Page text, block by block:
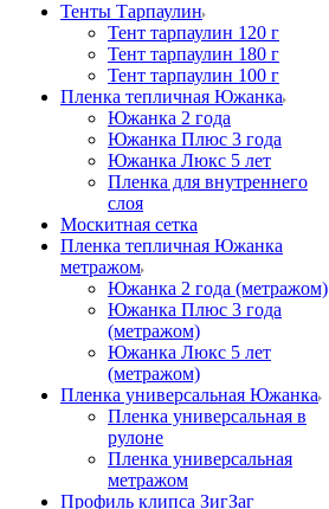
Тенты Тарпаулин
Тент тарпаулин 120 г
Тент тарпаулин 180 г
Тент тарпаулин 100 г
Пленка тепличная Южанка
Южанка 2 года
Южанка Плюс 3 года
Южанка Люкс 5 лет
Пленка для внутреннего
слоя
Москитная сетка
Пленка тепличная Южанка
метражом
Южанка 2 года (метражом)
Южанка Плюс 3 года
(метражом)
Южанка Люкс 5 лет
(метражом)
Пленка универсальная Южанка
Пленка универсальная в
рулоне
Пленка универсальная
метражом
Профиль клипса ЗигЗаг